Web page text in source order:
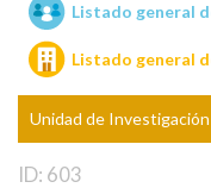
Unidades de
Listado general
Listado general
Unidad de Investigación
ID: 603